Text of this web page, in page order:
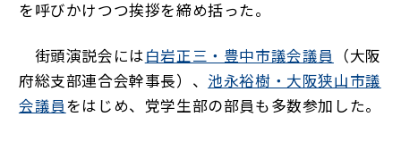
を呼びかけつつ挨拶を締め括った。
街頭演説会には 白岩正三・豊中市議会議員
（大阪
府総支部連合会幹事長）、 池永裕樹・大阪狭山市議
会議員 をはじめ、党学生部の部員も多数参加した。